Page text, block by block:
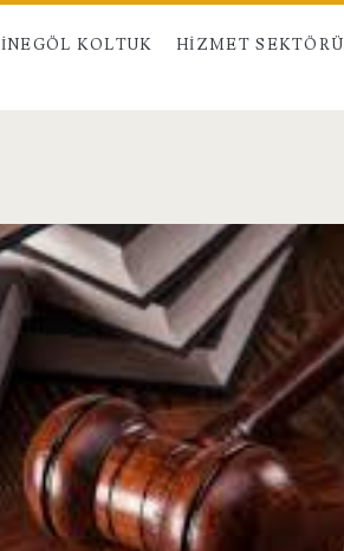
İNEGÖL KOLTUK HIZMET SEKTÖRÜ